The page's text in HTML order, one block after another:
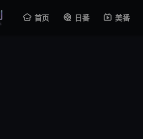
首页 日番 美番